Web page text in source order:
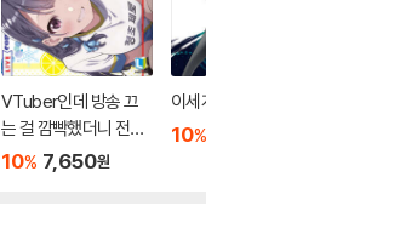
VTuber인데 방송 끄
는 걸 깜빡했더니 전설
이 되어있었다 10
10% 7,650원
이세계 치트 마술사 10
10%